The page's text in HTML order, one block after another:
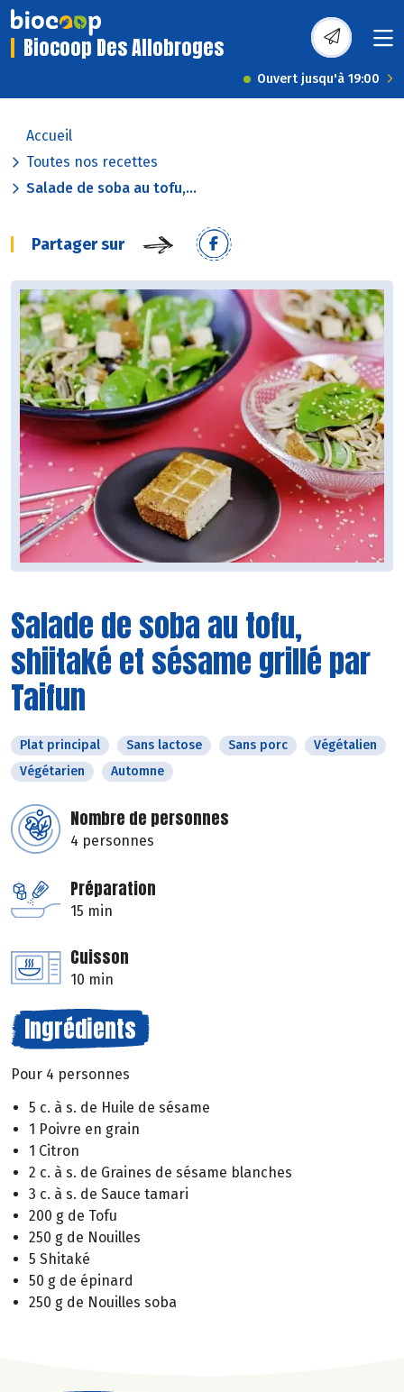
Biocoop Des Allobroges
Ouvert jusqu'à 19:00
Accueil
Toutes nos recettes
Salade de soba au tofu,...
Partager sur
Salade de soba au tofu,
shiitaké et sésame grillé par
Taifun
Plat principal Sans lactose Sans porc
Végétalien
Végétarien
Automne
Nombre de personnes
4 personnes
Préparation
15 min
Cuisson
10 min
Ingrédients
Pour 4 personnes
5 c. à s. de Huile de sésame
1 Poivre en grain
1 Citron
2 c. à s. de Graines de sésame blanches
3 c. à s. de Sauce tamari
200 g de Tofu
250 g de Nouilles
5 Shitaké
50 g de épinard
250 g de Nouilles soba